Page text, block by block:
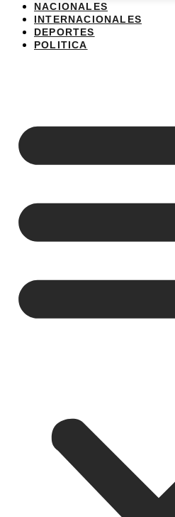
NACIONALES
INTERNACIONALES
DEPORTES
POLITICA